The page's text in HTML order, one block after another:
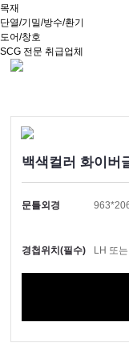
목재
단열/기밀/방수/환기
도어/창호
SCG 전문 취급업체
백색컬러 화이버
문틀외경
경첩위치(필수) LH 또